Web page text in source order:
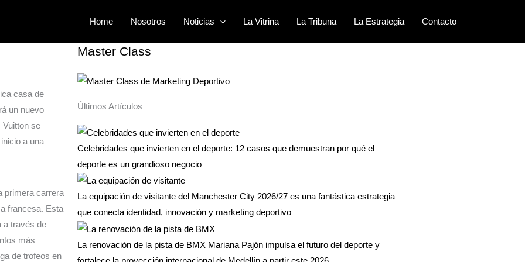
Home Nosotros Noticias La Vitrina La Tribuna La Estrategia Contacto
casa de
un nuevo
Vuitton se
a una
primera carrera
francesa. Esta
a través de
más
de trofeos en
Buscar
Master Class
Últimos Artículos
Celebridades que invierten en el deporte: 12 casos que demuestran por qué el
deporte es un grandioso negocio
La equipación de visitante del Manchester City 2026/27 es una fantástica estrategia
que conecta identidad, innovación y marketing deportivo
La renovación de la pista de BMX Mariana Pajón impulsa el futuro del deporte y